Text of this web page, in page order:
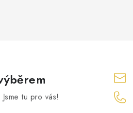
tu pro vás!